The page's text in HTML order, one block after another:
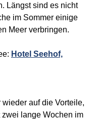
Längst sind es nicht
im Sommer einige
Meer verbringen.
Hotel Seehof,
auf die Vorteile,
lange Wochen im